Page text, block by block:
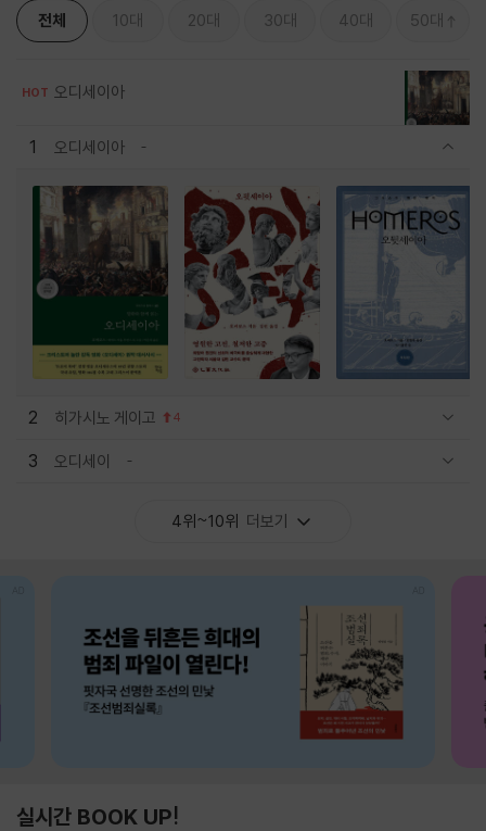
전체 10대 20대 30대 40대 50대
HOT 오디세이아
1 오디세이아
2 히가시노 게이고 4
3 오디세이
4위~10위 더보기
실시간 BOOK UP!